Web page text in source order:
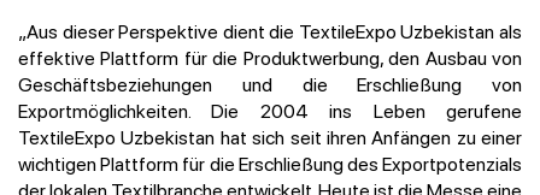
„Aus dieser Perspektive dient die TextileExpo Uzbekistan als
effektive Plattform für die Produktwerbung, den Ausbau von
Geschäftsbeziehungen und die Erschließung von
Exportmöglichkeiten. Die 2004 ins Leben gerufene
TextileExpo Uzbekistan hat sich seit ihren Anfängen zu einer
wichtigen Plattform für die Erschließung des Exportpotenzials